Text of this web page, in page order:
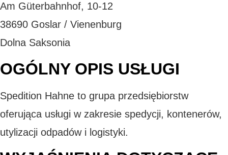
Am Güterbahnhof, 10-12
38690 Goslar / Vienenburg
Dolna Saksonia
OGÓLNY OPIS USŁUGI
Spedition Hahne to grupa przedsiębiorstw
oferująca usługi w zakresie spedycji, kontenerów,
utylizacji odpadów i logistyki.